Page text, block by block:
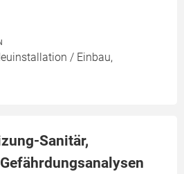
/ Einbau,
Sanitär,